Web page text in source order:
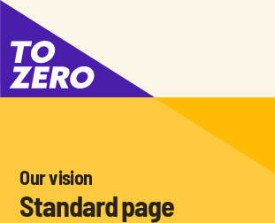
Our vision
Standard page